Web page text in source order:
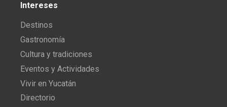
Intereses
Destinos
Gastronomía
Cultura y tradiciones
Eventos y Actividades
Vivir en Yucatán
Directorio